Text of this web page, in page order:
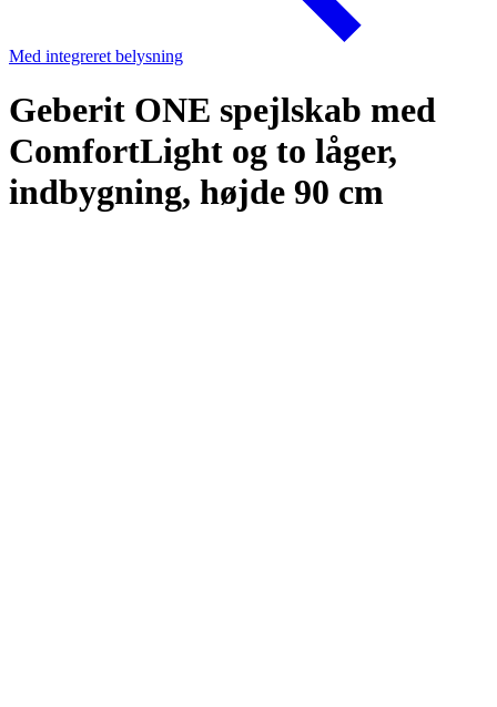
Med integreret belysning
Geberit ONE spejlskab med
ComfortLight og to låger,
indbygning, højde 90 cm